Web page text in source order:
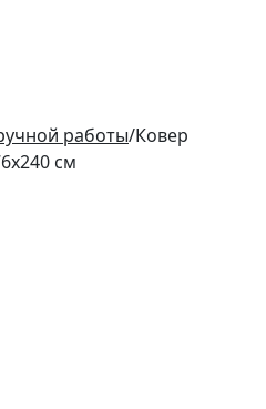
работы/Ковер
см